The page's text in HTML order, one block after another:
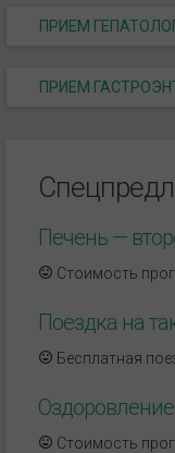
ПРИЕМ
ПРИЕМ
Печень —
Стоимость
Поездка на
Бесплатная
Стоимость